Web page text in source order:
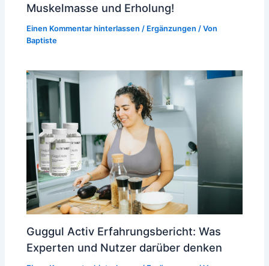
Muskelmasse und Erholung!
Einen Kommentar hinterlassen / Ergänzungen / Von
Baptiste
Guggul Activ Erfahrungsbericht: Was
Experten und Nutzer darüber denken